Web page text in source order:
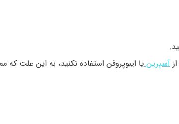
آسپرینیا ایبوپروفن استفاده نکنید، به این علت